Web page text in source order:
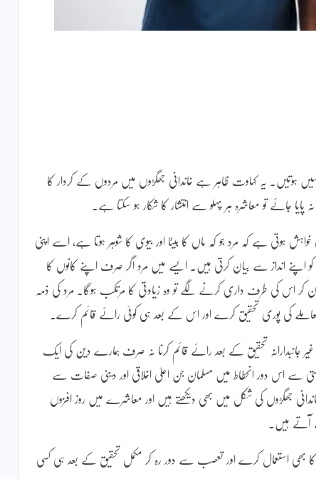
یہ کہاوت ظاہر ہے خاندانی جھگڑوں میں مردوں کے کردار کا
جائے تو معاشرہ ہر پہلو سے انتشار کا شکار ہو سکتا ہے۔
ہے کہ مرد جو کہ ماں کا بیٹا اور بیوی کا شوہر ہوتا ہے، اسے اپنی
انداز سے بیان کرتی ہیں۔ ایسے میں مرد اگر صرف اپنے کانوں کا
کر اس کی طرف داری کرنے لگے تو وہ زیادتی کا مرتکب ہوگا۔ مرد کی ذمہ
کی پوری تحقیق کرے اور اس کے بعد ہی کوئی رائے قائم کرے۔
جانبدارانہ تحقیق کے بعد رائے قائم کرنا نہ صرف ہمارے دین کی ایک
سے اس دور انحطاط میں مسلمان جن اعلیٰ اخلاقی اور دینی صفات سے
جھگڑوں کی شکل میں بھی دیکھتے ہیں اور معاشرے میں روز افزوں
آتے ہیں۔
بھی استعمال کرے اور تعصب سے دور رہ کر مکمل تحقیق کے بعد ہی کسی